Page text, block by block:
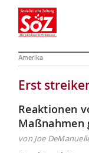
Amerika
Erst
Reaktionen
Maßnahmen
von Joe